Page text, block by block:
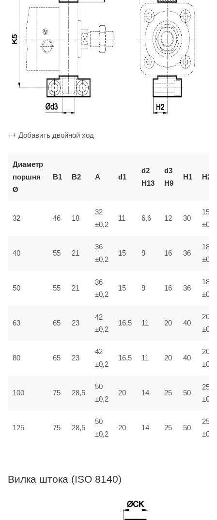
++ Добавить двойной ход
Диаметр
поршня
Ø
B1 B2 А d1
d2
H13
d3
H9
H1 H2
32 46 18
32
±0,2
11 6,6 12 30
15
±0,1
40 55 21
36
±0,2
15 9 16 36
18
±0,1
50 55 21
36
±0,2
15 9 16 36
18
±0,1
63 65 23
42
±0,2
16,5 11 20 40
20
±0,1
80 65 23
42
±0,2
16,5 11 20 40
20
±0,1
100 75 28,5
50
±0,2
20 14 25 50
25
±0,1
125 75 28,5
50
±0,2
20 14 25 50
25
±0,1
Вилка штока (ISO 8140)